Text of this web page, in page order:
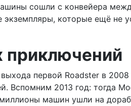
сошли с конвейера
экземпляры, которые ещё не
приключений
первой Roadster в 2008
Вспомним 2013 год: тогда
машин ушли на